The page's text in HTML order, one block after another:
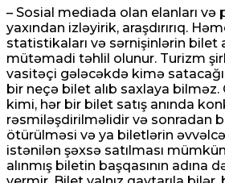
– Sosial mediada olan elanları və
yaxından izləyirik, araşdırırıq.
statistikaları və sərnişinlərin bilet
mütəmadi təhlil olunur. Turizm
vasitəçi gələcəkdə kimə
bir neçə bilet alıb saxlaya
kimi, hər bir bilet satış anında
rəsmiləşdirilməlidir və sonradan
ötürülməsi və ya biletlərin
istənilən şəxsə satılması
alınmış biletin başqasının adına